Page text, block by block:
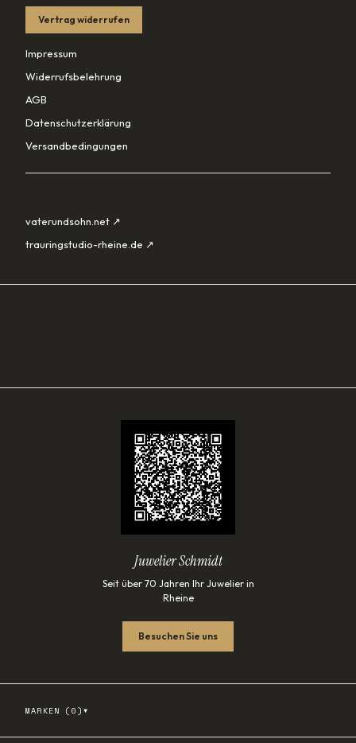
Vertrag widerrufen
Impressum
Widerrufsbelehrung
AGB
Datenschutzerklärung
Versandbedingungen
vaterundsohn.net ↗
trauringstudio-rheine.de ↗
Juwelier Schmidt
Seit über 70 Jahren Ihr Juwelier in
Rheine
Besuchen Sie uns
MARKEN ( 0 ) ▾